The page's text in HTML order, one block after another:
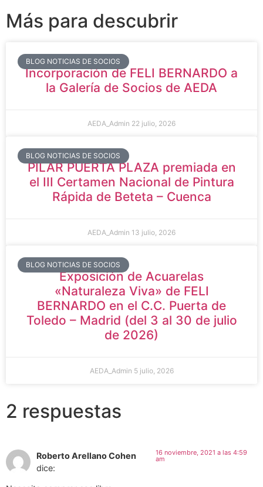
Más para descubrir
BLOG NOTICIAS DE SOCIOS
Incorporación de FELI BERNARDO a
la Galería de Socios de AEDA
AEDA_Admin 22 julio, 2026
BLOG NOTICIAS DE SOCIOS
PILAR PUERTA PLAZA premiada en
el III Certamen Nacional de Pintura
Rápida de Beteta – Cuenca
AEDA_Admin 13 julio, 2026
BLOG NOTICIAS DE SOCIOS
Exposición de Acuarelas
«Naturaleza Viva» de FELI
BERNARDO en el C.C. Puerta de
Toledo – Madrid (del 3 al 30 de julio
de 2026)
AEDA_Admin 5 julio, 2026
2 respuestas
Roberto Arellano Cohen
dice:
16 noviembre, 2021 a las 4:59
am